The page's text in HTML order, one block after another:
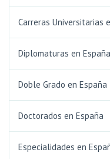
Carreras Universitarias
Diplomaturas en España
Doble Grado en España
Doctorados en España
Especialidades en